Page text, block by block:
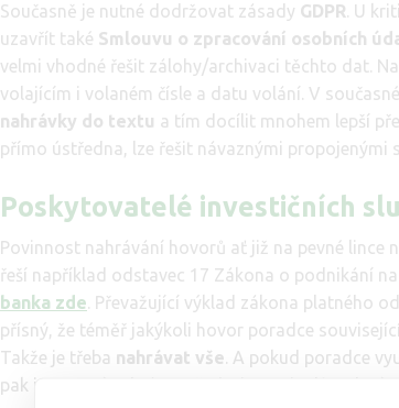
Současně je nutné dodržovat zásady GDPR. U
uzavřít také Smlouvu o zpracování osobních
velmi vhodné řešit zálohy/archivaci těchto dat.
volajícím i volaném čísle a datu volání. V
nahrávky do textu a tím docílit mnohem lepší
přímo ústředna, lze řešit návaznými propojenými
Poskytovatelé investičních
Povinnost nahrávání hovorů ať již na pevné lince
řeší například odstavec 17 Zákona o podnikání
banka zde. Převažující výklad zákona platného
přísný, že téměř jakýkoli hovor poradce
Takže je třeba nahrávat vše. A pokud poradce
pak i on musí nahrávat vše (nejen to je důvod